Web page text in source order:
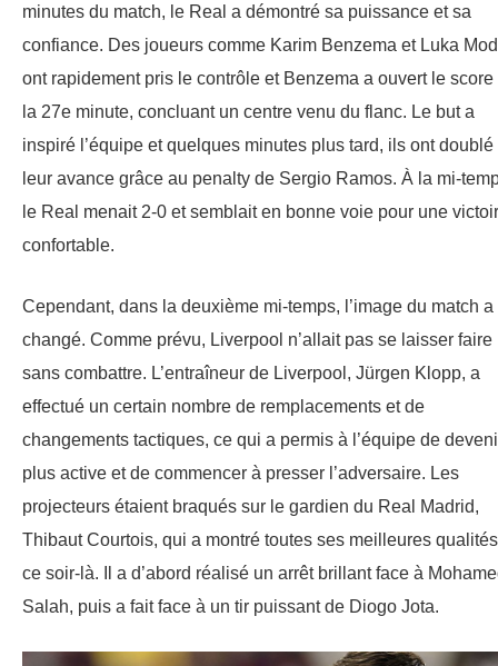
minutes du match, le Real a démontré sa puissance et sa
confiance. Des joueurs comme Karim Benzema et Luka
ont rapidement pris le contrôle et Benzema a ouvert le score
la 27e minute, concluant un centre venu du flanc. Le but a
inspiré l’équipe et quelques minutes plus tard, ils ont doublé
leur avance grâce au penalty de Sergio Ramos. À la mi-
le Real menait 2-0 et semblait en bonne voie pour une
confortable.
Cependant, dans la deuxième mi-temps, l’image du match a
changé. Comme prévu, Liverpool n’allait pas se laisser faire
sans combattre. L’entraîneur de Liverpool, Jürgen Klopp, a
effectué un certain nombre de remplacements et de
changements tactiques, ce qui a permis à l’équipe de
plus active et de commencer à presser l’adversaire. Les
projecteurs étaient braqués sur le gardien du Real Madrid,
Thibaut Courtois, qui a montré toutes ses meilleures qualités
ce soir-là. Il a d’abord réalisé un arrêt brillant face à
Salah, puis a fait face à un tir puissant de Diogo Jota.